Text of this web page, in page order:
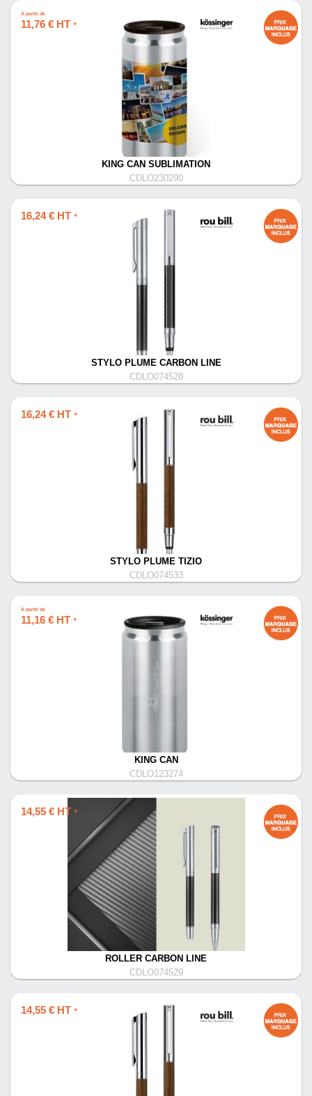
À partir de
11,76 € HT *
KING CAN SUBLIMATION
CDLO230290
16,24 € HT *
STYLO PLUME CARBON LINE
CDLO074528
16,24 € HT *
STYLO PLUME TIZIO
CDLO074533
À partir de
11,16 € HT *
KING CAN
CDLO123274
14,55 € HT *
ROLLER CARBON LINE
CDLO074529
14,55 € HT *